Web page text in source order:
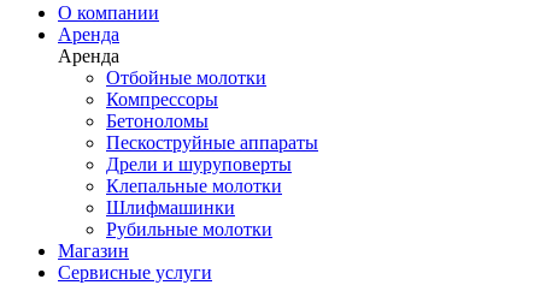
О компании
Аренда
Аренда
Отбойные молотки
Компрессоры
Бетоноломы
Пескоструйные аппараты
Дрели и шуруповерты
Клепальные молотки
Шлифмашинки
Рубильные молотки
Магазин
Сервисные услуги